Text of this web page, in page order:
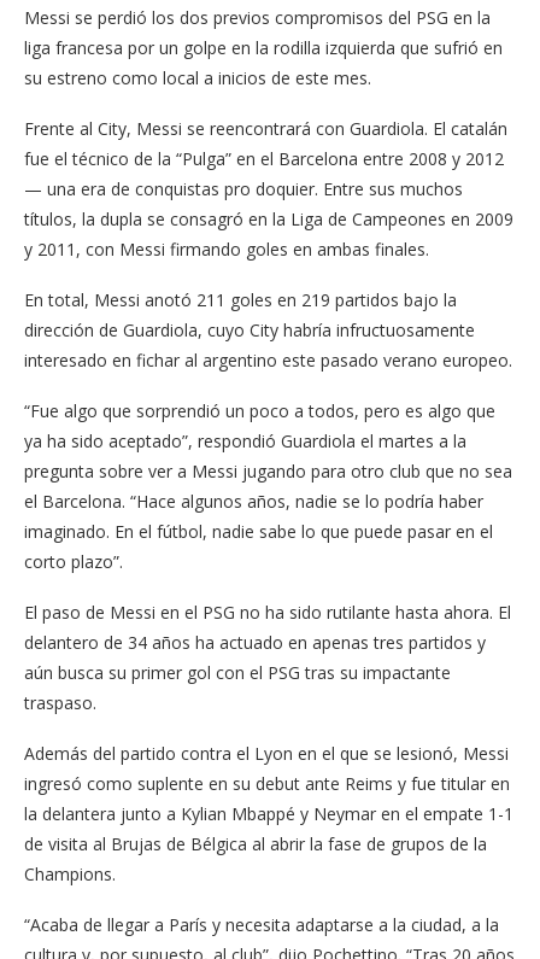
Messi se perdió los dos previos compromisos del PSG en la
liga francesa por un golpe en la rodilla izquierda que sufrió en
su estreno como local a inicios de este mes.
Frente al City, Messi se reencontrará con Guardiola. El catalán
fue el técnico de la “Pulga” en el Barcelona entre 2008 y 2012
— una era de conquistas pro doquier. Entre sus muchos
títulos, la dupla se consagró en la Liga de Campeones en 2009
y 2011, con Messi firmando goles en ambas finales.
En total, Messi anotó 211 goles en 219 partidos bajo la
dirección de Guardiola, cuyo City habría infructuosamente
interesado en fichar al argentino este pasado verano europeo.
“Fue algo que sorprendió un poco a todos, pero es algo que
ya ha sido aceptado”, respondió Guardiola el martes a la
pregunta sobre ver a Messi jugando para otro club que no sea
el Barcelona. “Hace algunos años, nadie se lo podría haber
imaginado. En el fútbol, nadie sabe lo que puede pasar en el
corto plazo”.
El paso de Messi en el PSG no ha sido rutilante hasta ahora. El
delantero de 34 años ha actuado en apenas tres partidos y
aún busca su primer gol con el PSG tras su impactante
traspaso.
Además del partido contra el Lyon en el que se lesionó, Messi
ingresó como suplente en su debut ante Reims y fue titular en
la delantera junto a Kylian Mbappé y Neymar en el empate 1-1
de visita al Brujas de Bélgica al abrir la fase de grupos de la
Champions.
“Acaba de llegar a París y necesita adaptarse a la ciudad, a la